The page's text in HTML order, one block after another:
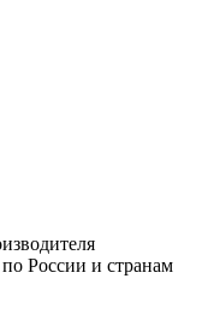
России и странам